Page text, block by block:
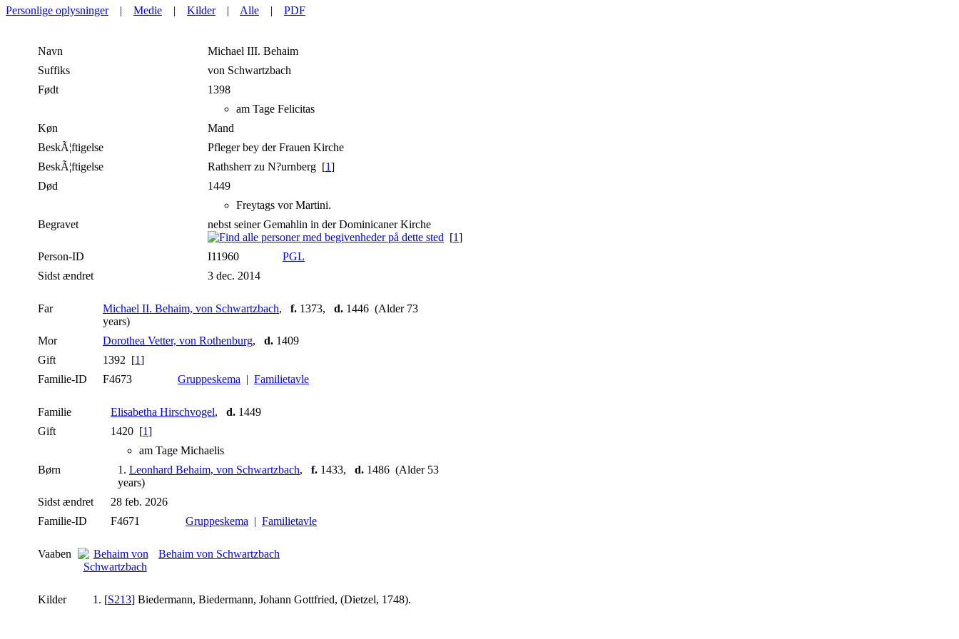
Personlige oplysninger| Medie | Kilder| Alle | PDF
Navn Michael III. Behaim
Suffiks
von Schwartzbach
Født
1398
am Tage Felicitas
Køn
Mand
BeskÃ¦ftigelse
Pfleger bey der Frauen Kirche
BeskÃ¦ftigelse
Rathsherr zu N?urnberg [1]
Død
1449
Freytags vor Martini.
Begravet
nebst seiner Gemahlin in der Dominicaner Kirche
[1]
Person-ID
I11960
PGL
Sidst ændret
3 dec. 2014
Far Michael II. Behaim, von Schwartzbach, f. 1373, d. 1446 (Alder 73
years)
Mor
Dorothea Vetter, von Rothenburg, d. 1409
Gift
1392 [1]
Familie-ID
F4673 Gruppeskema | Familietavle
Familie Elisabetha Hirschvogel, d. 1449
Gift
1420 [1]
am Tage Michaelis
Børn
1. Leonhard Behaim, von Schwartzbach, f. 1433, d. 1486 (Alder 53
years)
Sidst ændret
28 feb. 2026
Familie-ID
F4671 Gruppeskema | Familietavle
Vaaben Behaim von Schwartzbach
Kilder [S213] Biedermann, Biedermann, Johann Gottfried, (Dietzel, 1748).